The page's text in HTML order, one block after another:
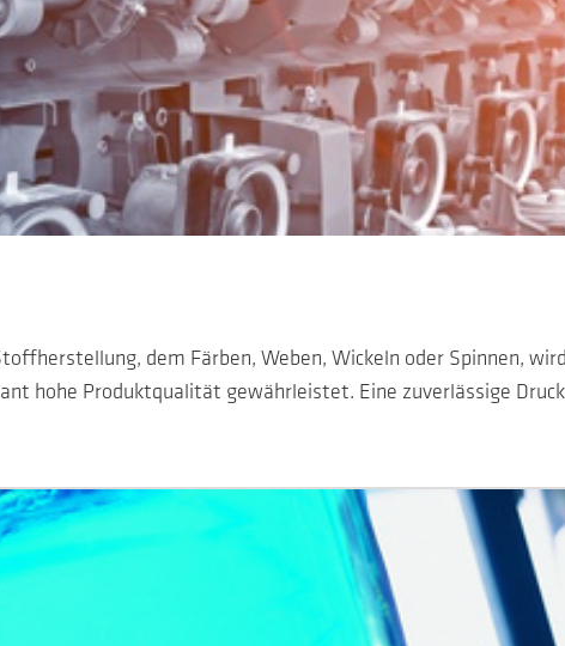
dem Färben, Weben, Wickeln oder Spinnen,
hohe Produktqualität gewährleistet. Eine zuverlässige